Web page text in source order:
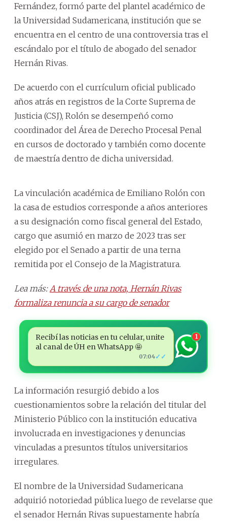
Fernández, formó parte del plantel académico de
la Universidad Sudamericana, institución que se
encuentra en el centro de una controversia tras el
escándalo por el título de abogado del senador
Hernán Rivas.
De acuerdo con el currículum oficial publicado
años atrás en registros de la Corte Suprema de
Justicia (CSJ), Rolón se desempeñó como
coordinador del Área de Derecho Procesal Penal
en cursos de doctorado y también como docente
de maestría dentro de dicha universidad.
La vinculación académica de Emiliano Rolón con
la casa de estudios corresponde a años anteriores
a su designación como fiscal general del Estado,
cargo que asumió en marzo de 2023 tras ser
elegido por el Senado a partir de una terna
remitida por el Consejo de la Magistratura.
Lea más: A través de una nota, Hernán Rivas
formaliza renuncia a su cargo de senador
Recibí las noticias en tu celular, unite
al canal de ÚH en WhatsApp 🤩
07:04✓✓
1
La información resurgió debido a los
cuestionamientos sobre la relación del titular del
Ministerio Público con la institución educativa
involucrada en investigaciones y denuncias
vinculadas a presuntos títulos universitarios
irregulares.
El nombre de la Universidad Sudamericana
adquirió notoriedad pública luego de revelarse que
el senador Hernán Rivas supuestamente habría